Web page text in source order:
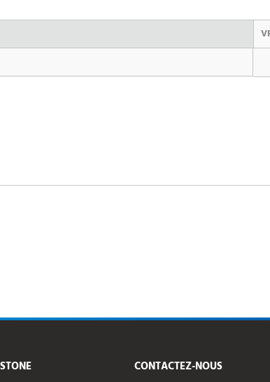
CONTACTEZ-NOUS